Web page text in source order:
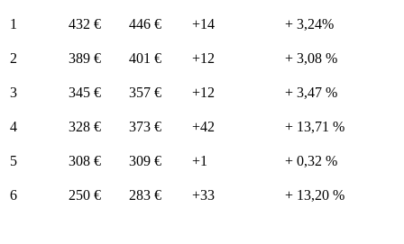
1 432 € 446 € +14 + 3,24%
2 389 € 401 € +12 + 3,08 %
3 345 € 357 € +12 + 3,47 %
4 328 € 373 € +42 + 13,71 %
5 308 € 309 € +1 + 0,32 %
6 250 € 283 € +33 + 13,20 %